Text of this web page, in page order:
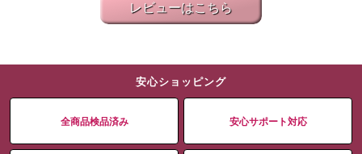
レビューはこちら
安心ショッピング
全商品検品済み 安心サポート対応